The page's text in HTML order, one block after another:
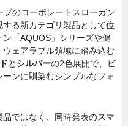
プのコーポレートスローガン
する新カテゴリ製品として位
「AQUOS」シリーズや健
ェアラブル領域に踏み込む
と シルバーの2色展開で、ビ
ンに馴染むシンプルなフォ
ではなく、同時発表のスマ